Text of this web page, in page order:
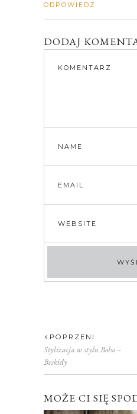
ODPOWIEDZ
DODAJ
POPRZENI
Stylizacja w stylu Boho –
Beskidy
MOŻE CI SIĘ